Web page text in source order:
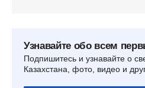
Узнавайте обо всем
Подпишитесь и узнавайте о
Казахстана, фото, видео и